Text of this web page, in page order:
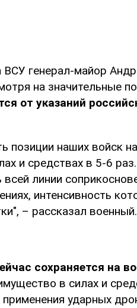
генерал-майор
на значительные
от указаний
позиции наших войск
и средствах в 5-6 раз.
линии
интенсивность
– рассказал военный.
сохраняется на
в силах и
ударных